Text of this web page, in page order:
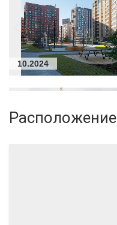
10.2024
Расположение